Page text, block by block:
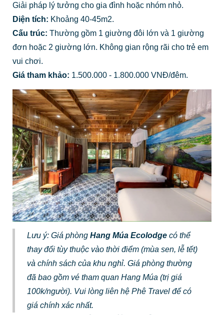
Giải pháp lý tưởng cho gia đình hoặc nhóm nhỏ.
Diện tích: Khoảng 40-45m2.
Cấu trúc: Thường gồm 1 giường đôi lớn và 1 giường
đơn hoặc 2 giường lớn. Không gian rộng rãi cho trẻ em
vui chơi.
Giá tham khảo: 1.500.000 - 1.800.000 VNĐ/đêm.
Lưu ý: Giá phòng Hang Múa Ecolodgecó thể
thay đổi tùy thuộc vào thời điểm (mùa sen, lễ tết)
và chính sách của khu nghỉ. Giá phòng thường
đã bao gồm vé tham quan Hang Múa (trị giá
100k/người). Vui lòng liên hệ Phê Travel để có
giá chính xác nhất.